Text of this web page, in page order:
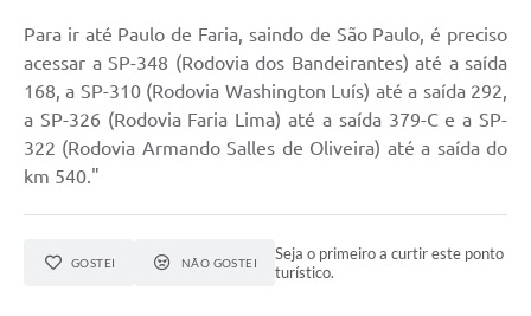
Para ir até Paulo de Faria, saindo de São Paulo, é preciso
acessar a SP-348 (Rodovia dos Bandeirantes) até a saída
168, a SP-310 (Rodovia Washington Luís) até a saída 292,
a SP-326 (Rodovia Faria Lima) até a saída 379-C e a SP-
322 (Rodovia Armando Salles de Oliveira) até a saída do
km 540."
GOSTEI NÃO GOSTEI
Seja o primeiro a curtir este ponto
turístico.